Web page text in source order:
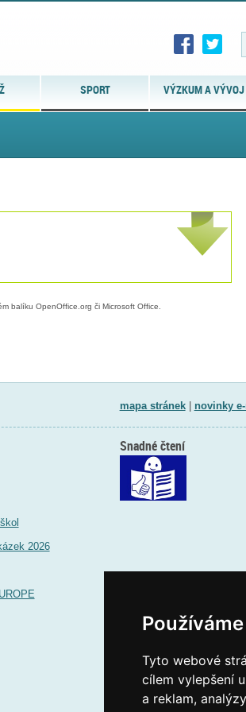
Tyto webové
cílem vylepšení
a reklam,
SPORT VÝZKUM A VÝVOJ
balíku OpenOffice.org či Microsoft Office.
mapa stránek| novinky
2026
Snadné čtení